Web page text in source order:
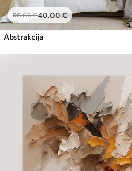
66.66€40.00€
Abstrakcija